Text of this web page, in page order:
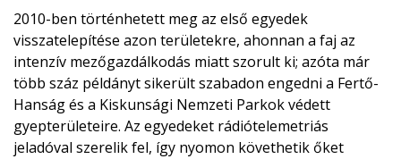
2010-ben történhetett meg az első egyedek
visszatelepítése azon területekre, ahonnan a faj az
intenzív mezőgazdálkodás miatt szorult ki; azóta már
több száz példányt sikerült szabadon engedni a Fertő-
Hanság és a Kiskunsági Nemzeti Parkok védett
gyepterületeire. Az egyedeket rádiótelemetriás
jeladóval szerelik fel, így nyomon követhetik őket